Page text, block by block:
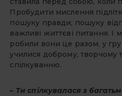
Пробудити мислення
пошуку правди, пошуку
важливі життєві питання. І
робили вони це разом, у
училися доброму, творчому
спілкуванню.
– Ти спілкувалася з